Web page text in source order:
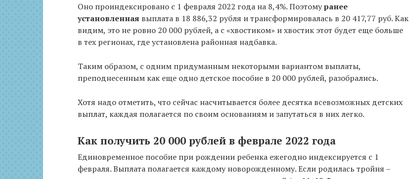
Оно проиндексировано с 1 февраля 2022 года на 8,4%. Поэтомуранее
установленная выплата в 18 886,32 рубля и трансформировалась в 20 417,77 руб. Как
видим, это не ровно 20 000 рублей, а с «хвостиком» и хвостик этот будет еще больше
в тех регионах, где установлена районная надбавка.
Таким образом, с одним придуманным некоторыми вариантом выплаты,
преподнесенным как еще одно детское пособие в 20 000 рублей, разобрались.
Хотя надо отметить, что сейчас насчитывается более десятка всевозможных детских
выплат, каждая полагается по своим основаниям и запутаться в них легко.
Как получить 20 000 рублей в феврале 2022 года
Единовременное пособие при рождении ребенка ежегодно индексируется с 1
февраля. Выплата полагается каждому новорожденному. Если родилась тройня –